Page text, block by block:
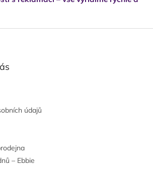
údajů
– Ebbie